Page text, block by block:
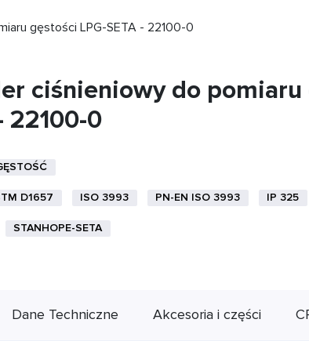
gęstości LPG-SETA - 22100-0
ciśnieniowy do pomiaru
22100-0
D1657 ISO 3993 PN-EN ISO 3993 IP 325
STANHOPE-SETA
Dane Techniczne Akcesoria i części